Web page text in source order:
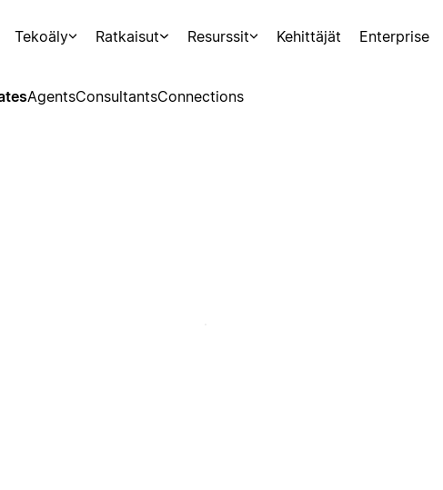
Tekoäly Ratkaisut Resurssit Kehittäjät Enterprise
AgentsConsultantsConnections